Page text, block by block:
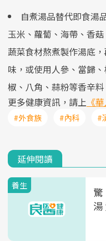
自煮湯品替代即食湯
玉米、蘿蔔、海帶、香
蔬菜食材熬煮製作湯底
味，或使用人參、當歸
椒、八角、蒜粉等香辛料
更多健康資訊，請上 《
#外食族 #內科 #
延伸閱讀
養生